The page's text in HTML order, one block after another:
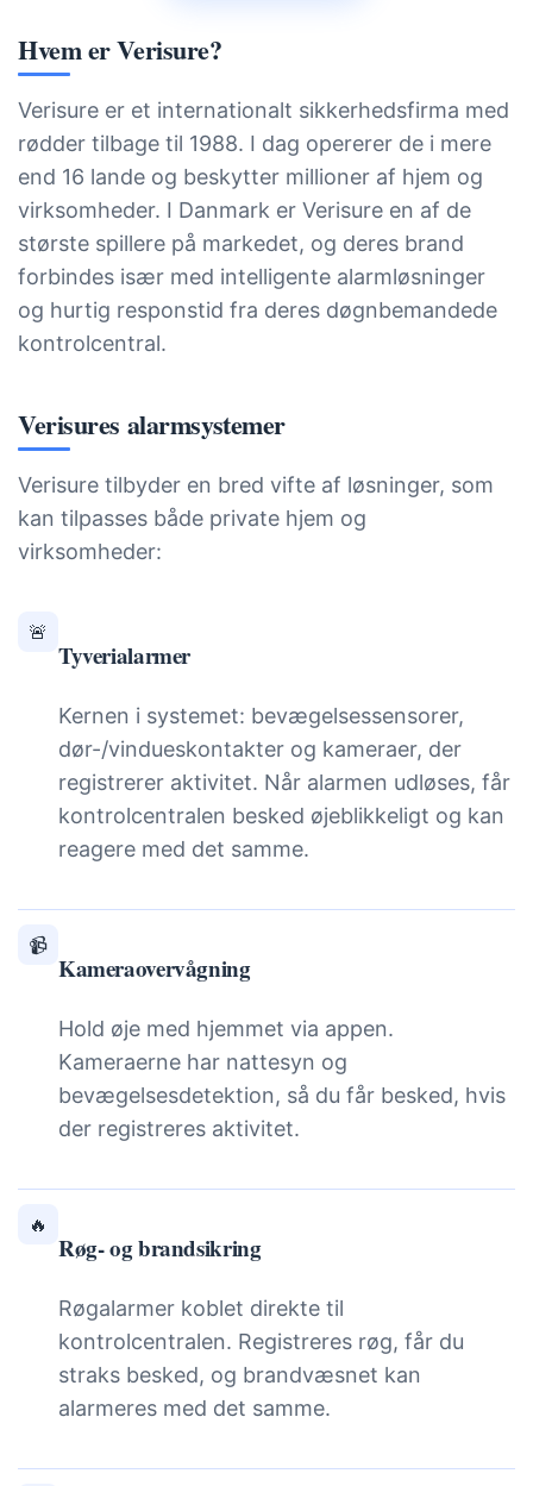
Hvem er Verisure?
Verisure er et internationalt sikkerhedsfirma med
rødder tilbage til 1988. I dag opererer de i mere
end 16 lande og beskytter millioner af hjem og
virksomheder. I Danmark er Verisure en af de
største spillere på markedet, og deres brand
forbindes især med intelligente alarmløsninger
og hurtig responstid fra deres døgnbemandede
kontrolcentral.
Verisures alarmsystemer
Verisure tilbyder en bred vifte af løsninger, som
kan tilpasses både private hjem og
virksomheder:
🚨
Tyverialarmer
Kernen i systemet: bevægelsessensorer,
dør-/vindueskontakter og kameraer, der
registrerer aktivitet. Når alarmen udløses, får
kontrolcentralen besked øjeblikkeligt og kan
reagere med det samme.
📹
Kameraovervågning
Hold øje med hjemmet via appen.
Kameraerne har nattesyn og
bevægelsesdetektion, så du får besked, hvis
der registreres aktivitet.
🔥
Røg- og brandsikring
Røgalarmer koblet direkte til
kontrolcentralen. Registreres røg, får du
straks besked, og brandvæsnet kan
alarmeres med det samme.